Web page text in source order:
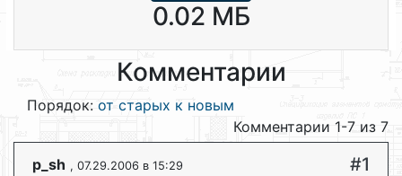
0.02 МБ
Комментарии
Порядок: от старых к новым
Комментарии 1-7 из 7
p_sh , 07.29.2006 в 15:29 #1